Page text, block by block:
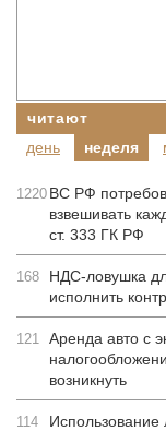
читают
день
неделя
1220 ВС РФ
взвешивать
ст. 333 ГК РФ
168
НДС-ловушка
исполнить
121 Аренда авто с
возникнуть
114
Использование